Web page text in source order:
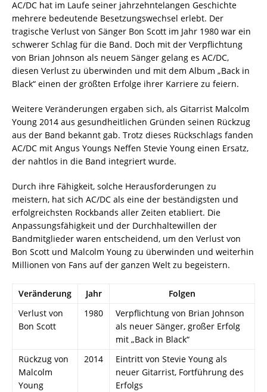
AC/DC hat im Laufe seiner jahrzehntelangen Geschichte
mehrere bedeutende Besetzungswechsel erlebt. Der
tragische Verlust von Sänger Bon Scott im Jahr 1980 war ein
schwerer Schlag für die Band. Doch mit der Verpflichtung
von Brian Johnson als neuem Sänger gelang es AC/DC,
diesen Verlust zu überwinden und mit dem Album „Back in
Black“ einen der größten Erfolge ihrer Karriere zu feiern.
Weitere Veränderungen ergaben sich, als Gitarrist Malcolm
Young 2014 aus gesundheitlichen Gründen seinen Rückzug
aus der Band bekannt gab. Trotz dieses Rückschlags fanden
AC/DC mit Angus Youngs Neffen Stevie Young einen Ersatz,
der nahtlos in die Band integriert wurde.
Durch ihre Fähigkeit, solche Herausforderungen zu
meistern, hat sich AC/DC als eine der beständigsten und
erfolgreichsten Rockbands aller Zeiten etabliert. Die
Anpassungsfähigkeit und der Durchhaltewillen der
Bandmitglieder waren entscheidend, um den Verlust von
Bon Scott und Malcolm Young zu überwinden und weiterhin
Millionen von Fans auf der ganzen Welt zu begeistern.
Veränderung Jahr
Folgen
Verlust von
Bon Scott
1980
Verpflichtung von Brian Johnson
als neuer Sänger, großer Erfolg
mit „Back in Black“
Rückzug von
Malcolm
Young
2014
Eintritt von Stevie Young als
neuer Gitarrist, Fortführung des
Erfolgs